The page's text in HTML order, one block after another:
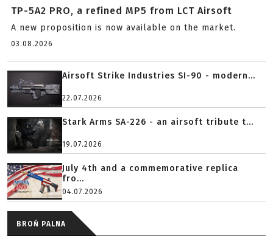
TP-5A2 PRO, a refined MP5 from LCT Airsoft
A new proposition is now available on the market.
03.08.2026
Airsoft Strike Industries SI-90 - modern...
22.07.2026
Stark Arms SA-226 - an airsoft tribute t...
19.07.2026
July 4th and a commemorative replica
fro...
04.07.2026
BROŃ PALNA